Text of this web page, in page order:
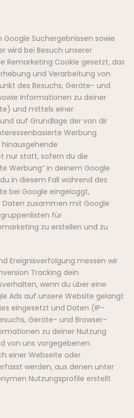
Google Suchergebnissen sowie
wird bei Besuch unserer
Remarketing Cookie gesetzt, das
und Verarbeitung von
des Besuchs, Geräte- und
Informationen zu deiner
und mittels einer
auf Grundlage der von dir
Werbung
nur statt, sofern du die
Werbung“ in deinem Google
in diesem Fall während des
bei Google eingeloggt,
zusammen mit Google
für
zu erstellen und zu
Ereignisverfolgung messen wir
Tracking dein
wenn du über eine
Ads auf unsere Website gelangt
eingesetzt und Daten (IP-
Geräte- und Browser-
zu deiner Nutzung
von uns vorgegebenen
einer Webseite oder
werden, aus denen unter
Nutzungsprofile erstellt